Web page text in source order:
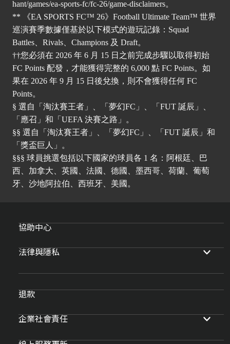
hant/games/ea-sports-fc/fc-26/game-disclaimers。
** 《EA SPORTS FC™ 26》Football Ultimate Team™ 世界
巡演賽季數據僅基於以下模式的遊玩記錄：Squad
Battles、Rivals、Champions 及 Draft。
††您必須在 2026 年 6 月 15 日之前完成步驟以取得初始
FC Points 配發，才能獲得完整的 6,000 點 FC Points。如
果在 2026 年 9 月 15 日後兌換，則不會獲得任何 FC
Points。
§ 選自「淘汰賽王者」、「夢幻FC」、「FUT 誕辰」、
「應召」和「UEFA 決賽之路」。
§§ 選自「淘汰賽王者」、「夢幻FC」、「FUT 誕辰」和
「獎盃巨人」。
§§§ 球員挑選包括以下國家的球員各 1 名：阿根廷、巴
西、加拿大、英國、法國、德國、墨西哥、荷蘭、葡萄
牙、沙地阿拉伯、西班牙、美國。
協助中心
法律與隱私
退款
企業社會責任